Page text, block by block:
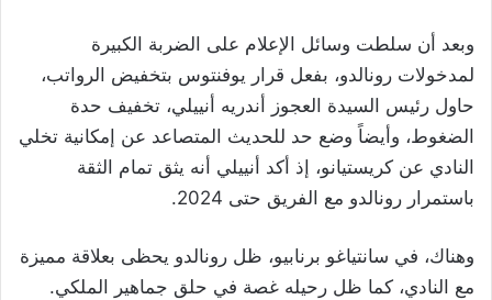
وبعد أن سلطت وسائل الإعلام على الضربة الكبيرة
لمدخولات رونالدو، بفعل قرار يوفنتوس بتخفيض الرواتب،
حاول رئيس السيدة العجوز أندريه أنييلي، تخفيف حدة
الضغوط، وأيضاً وضع حد للحديث المتصاعد عن إمكانية تخلي
النادي عن كريستيانو، إذ أكد أنييلي أنه يثق تمام الثقة
باستمرار رونالدو مع الفريق حتى 2024.
وهناك، في سانتياغو برنابيو، ظل رونالدو يحظى بعلاقة مميزة
مع النادي، كما ظل رحيله غصة في حلق جماهير الملكي.